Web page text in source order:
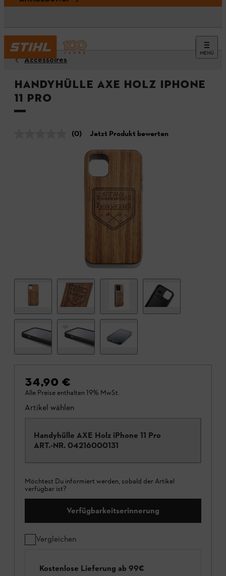
MENÜ
Accessoires
Handyhülle AXE Holz iPhone
11 Pro
(0) Jetzt Produkt bewerten
34,90 €
Alle Preise enthalten 19% MwSt.
Artikel wählen
Handyhülle AXE Holz iPhone 11 Pro
ART.-NR. 04216000131
Möchtest Du informiert werden, sobald der Artikel
verfügbar ist?
Verfügbarkeitserinnerung
Vergleichen
Kostenlose Lieferung ab 99€